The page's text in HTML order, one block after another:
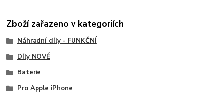
Zboží zařazeno v kategoriích
Náhradní díly - FUNKČNÍ
Díly NOVÉ
Baterie
Pro Apple iPhone